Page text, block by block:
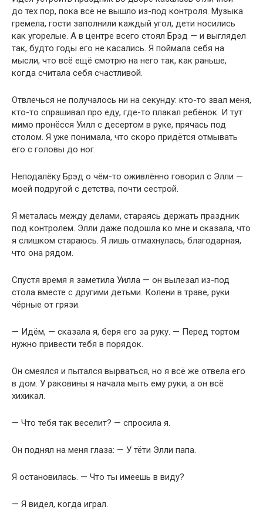
до тех пор, пока всё не вышло из-под контроля. Музыка
гремела, гости заполнили каждый угол, дети носились
как угорелые. А в центре всего стоял Брэд — и выглядел
так, будто годы его не касались. Я поймала себя на
мысли, что всё ещё смотрю на него так, как раньше,
когда считала себя счастливой.
Отвлечься не получалось ни на секунду: кто-то звал меня,
кто-то спрашивал про еду, где-то плакал ребёнок. И тут
мимо пронёсся Уилл с десертом в руке, прячась под
столом. Я уже понимала, что скоро придётся отмывать
его с головы до ног.
Неподалёку Брэд о чём-то оживлённо говорил с Элли —
моей подругой с детства, почти сестрой.
Я металась между делами, стараясь держать праздник
под контролем. Элли даже подошла ко мне и сказала, что
я слишком стараюсь. Я лишь отмахнулась, благодарная,
что она рядом.
Спустя время я заметила Уилла — он вылезал из-под
стола вместе с другими детьми. Колени в траве, руки
чёрные от грязи.
— Идём, — сказала я, беря его за руку. — Перед тортом
нужно привести тебя в порядок.
Он смеялся и пытался вырваться, но я всё же отвела его
в дом. У раковины я начала мыть ему руки, а он всё
хихикал.
— Что тебя так веселит? — спросила я.
Он поднял на меня глаза: — У тёти Элли папа.
Я остановилась. — Что ты имеешь в виду?
— Я видел, когда играл.